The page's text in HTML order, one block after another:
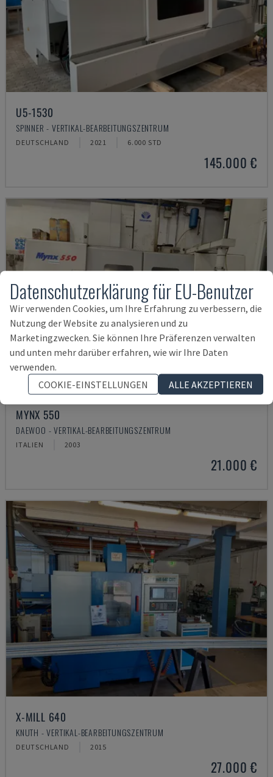
U5-1530
SPINNER - VERTIKAL-BEARBEITUNGSZENTRUM
DEUTSCHLAND 2021 6.000 STD
145.000 €
MYNX 550
DAEWOO - VERTIKAL-BEARBEITUNGSZENTRUM
ITALIEN 2003
21.000 €
X-MILL 640
KNUTH - VERTIKAL-BEARBEITUNGSZENTRUM
DEUTSCHLAND 2015
27.000 €
Datenschutzerklärung für EU-Benutzer
Wir verwenden Cookies, um Ihre Erfahrung zu verbessern, die
Nutzung der Website zu analysieren und zu
Marketingzwecken. Sie können Ihre Präferenzen verwalten
und unten mehr darüber erfahren, wie wir Ihre Daten
verwenden.
COOKIE-EINSTELLUNGEN
ALLE AKZEPTIEREN